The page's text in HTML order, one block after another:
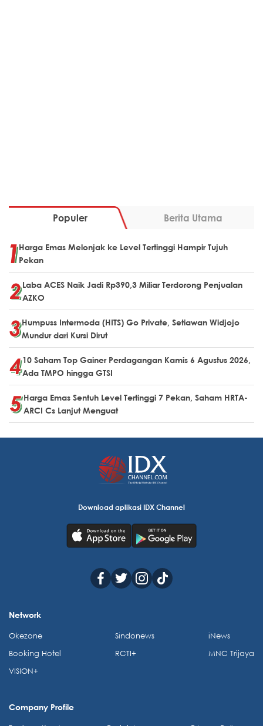
Populer Berita Utama
Harga Emas Melonjak ke Level Tertinggi Hampir Tujuh
Pekan
Laba ACES Naik Jadi Rp390,3 Miliar Terdorong Penjualan
AZKO
Humpuss Intermoda (HITS) Go Private, Setiawan Widjojo
Mundur dari Kursi Dirut
10 Saham Top Gainer Perdagangan Kamis 6 Agustus 2026,
Ada TMPO hingga GTSI
Harga Emas Sentuh Level Tertinggi 7 Pekan, Saham HRTA-
ARCI Cs Lanjut Menguat
Download aplikasi IDX Channel
Network
Okezone
Booking Hotel
VISION+
Sindonews
RCTI+
iNews
MNC Trijaya
Company Profile